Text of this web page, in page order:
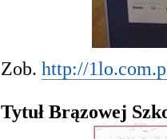
Zob. http://
Tytuł Brązowej